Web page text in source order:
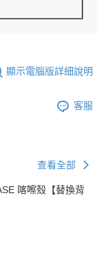
顯示電腦版詳細說明
客服
查看全部
喀嚓殼【替換背